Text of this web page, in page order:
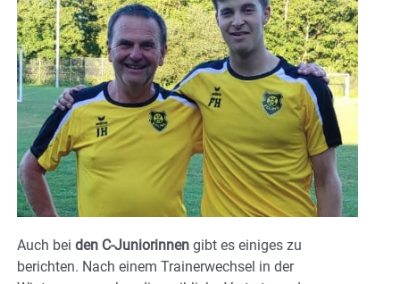
Auch bei den C-Juniorinnen gibt es einiges zu
berichten. Nach einem Trainerwechsel in der